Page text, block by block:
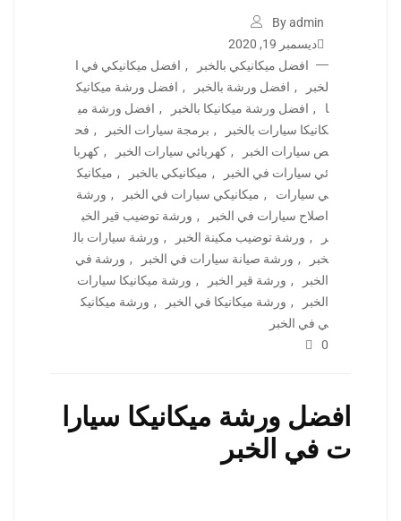
By admin
ديسمبر 19, 2020
افضل ميكانيكي بالخبر
, افضل ميكانيكي في ا
لخبر
, افضل ورشة بالخبر , افضل ورشة ميكانيك
ا
, افضل ورشة ميكانيكا بالخبر , افضل ورشة مي
كانيكا سيارات بالخبر
, برمجة سيارات الخبر , فح
ص سيارات الخبر
, كهربائي سيارات الخبر , كهربا
ئي سيارات في الخبر
, ميكانيكي بالخبر , ميكانيك
ي سيارات
, ميكانيكي سيارات في الخبر , ورشة
اصلاح سيارات في الخبر
, ورشة توضيب قير الخب
ر
, ورشة توضيب مكينة الخبر , ورشة سيارات بال
خبر
, ورشة صيانة سيارات في الخبر , ورشة في
الخبر
, ورشة قير الخبر , ورشة ميكانيكا سيارات
الخبر
, ورشة ميكانيكا في الخبر , ورشة ميكانيك
ي في الخبر
0
افضل ورشة ميكانيكا سيارا
ت في الخبر